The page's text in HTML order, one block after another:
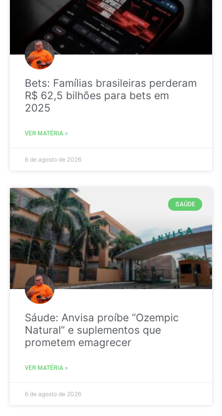
Bets: Famílias brasileiras perderam
R$ 62,5 bilhões para bets em
2025
VER MATÉRIA »
6 de agosto de 2026
SAÚDE
Sáude: Anvisa proíbe “Ozempic
Natural” e suplementos que
prometem emagrecer
VER MATÉRIA »
6 de agosto de 2026